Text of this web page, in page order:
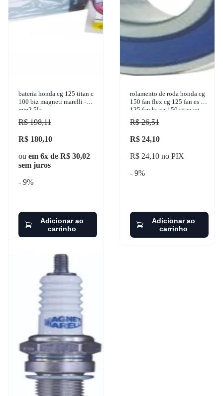
bateria honda cg 125 titan c
100 biz magneti marelli -
mm2.5la
R$ 198,11
R$ 180,10
ou em 6x de R$ 30,02
sem juros
- 9%
Adicionar ao
carrinho
rolamento de roda honda cg
150 fan flex cg 125 fan es cg
125 fan ks cg 150 titan cg
160 1976-2018 vetor -
v6301
R$ 26,51
R$ 24,10
R$ 24,10 no PIX
- 9%
Adicionar ao
carrinho